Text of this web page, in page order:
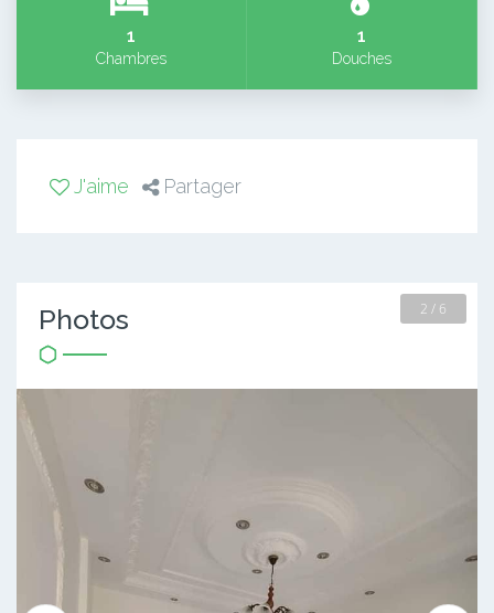
1
Chambres
1
Douches
J'aime Partager
Photos 2 / 6